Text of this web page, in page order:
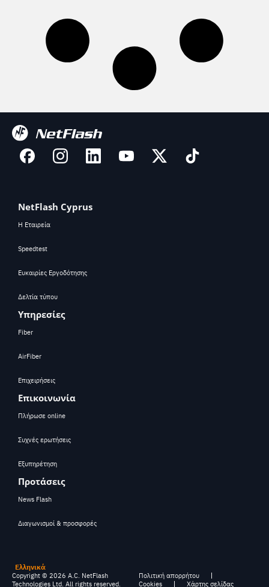
NetFlash Cyprus
Η Εταιρεία
Speedtest
Ευκαιρίες Εργοδότησης
Δελτία τύπου
Υπηρεσίες
Fiber
AirFiber
Επιχειρήσεις
Επικοινωνία
Πλήρωσε online
Συχνές ερωτήσεις
Εξυπηρέτηση
Προτάσεις
News Flash
Διαγωνισμοί & προσφορές
Copyright © 2026 A.C. NetFlash
Technologies Ltd. All rights reserved.
Πολιτική απορρήτου
Cookies
Χάρτης σελίδας
Ελληνικά